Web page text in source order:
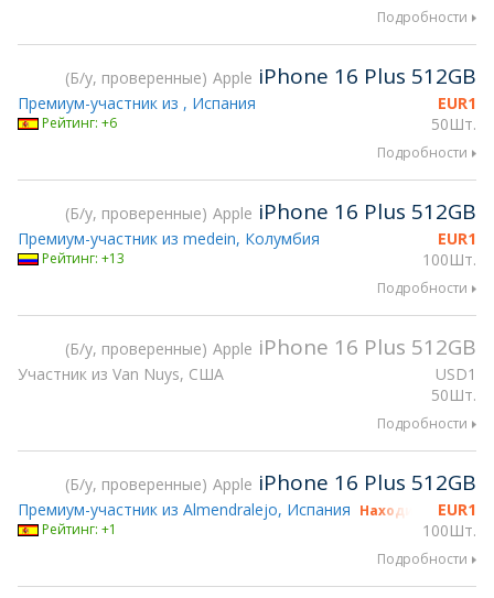
Подробности
Б/у, проверенные Apple iPhone 16 Plus 512GB
EUR1
50Шт.
Премиум-участник из , Испания
Рейтинг: +6
Подробности
Б/у, проверенные Apple iPhone 16 Plus 512GB
EUR1
100Шт.
Премиум-участник из medein, Колумбия
Рейтинг: +13
Подробности
Б/у, проверенные Apple iPhone 16 Plus 512GB
USD1
50Шт.
Участник из Van Nuys, США
Подробности
Б/у, проверенные Apple iPhone 16 Plus 512GB
EUR1
100Шт.
Премиум-участник из Almendralejo, Испания Находится на
Рейтинг: +1
Подробности